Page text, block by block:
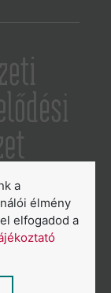
2.
a
élmény
elfogadod a